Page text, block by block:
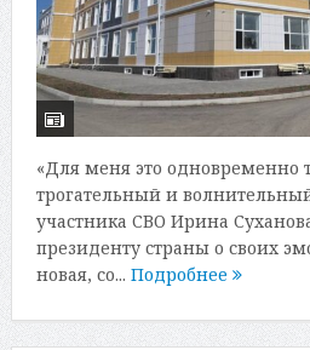
«Для меня это одновременно
трогательный и
участника СВО Ирина
президенту страны о своих
новая, со... Подробнее